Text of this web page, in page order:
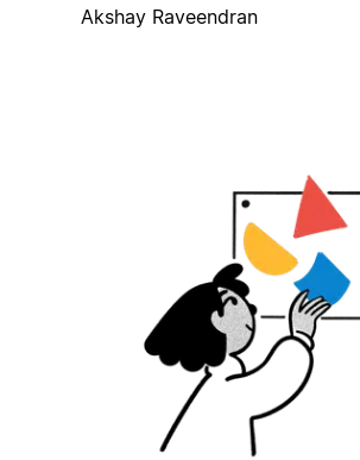
Akshay Raveendran